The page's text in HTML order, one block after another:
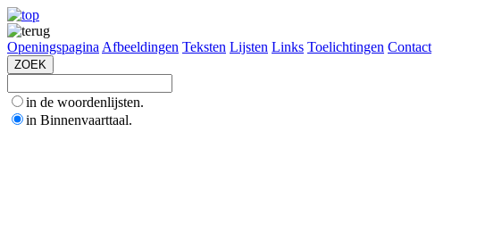
Openingspagina Afbeeldingen Teksten Lijsten Links Toelichtingen Contact
in de woordenlijsten.
in Binnenvaarttaal.